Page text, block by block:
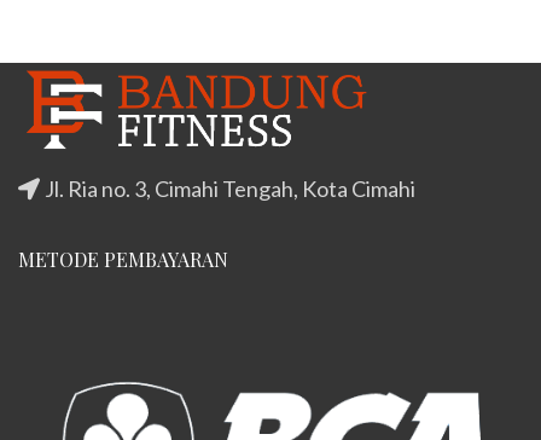
Jl. Ria no. 3, Cimahi Tengah, Kota Cimahi
METODE PEMBAYARAN